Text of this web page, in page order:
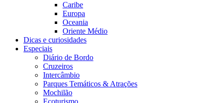
Caribe
Europa
Oceania
Oriente Médio
Dicas e curiosidades
Especiais
Diário de Bordo
Cruzeiros
Intercâmbio
Parques Temáticos & Atrações
Mochilão
Ecoturismo